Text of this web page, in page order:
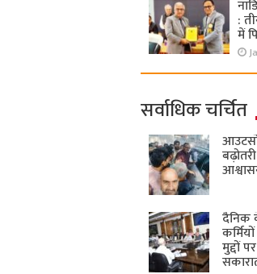
:
में
सर्वाधिक चर्चित
दैनिक
मुद्दों